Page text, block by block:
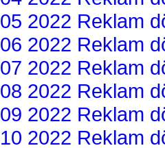
05 2022 Reklam
06 2022 Reklam
07 2022 Reklam
08 2022 Reklam
09 2022 Reklam
10 2022 Reklam